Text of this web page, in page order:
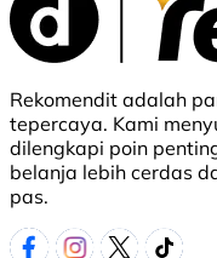
Rekomendit adalah
tepercaya. Kami
dilengkapi poin
belanja lebih cerdas
pas.